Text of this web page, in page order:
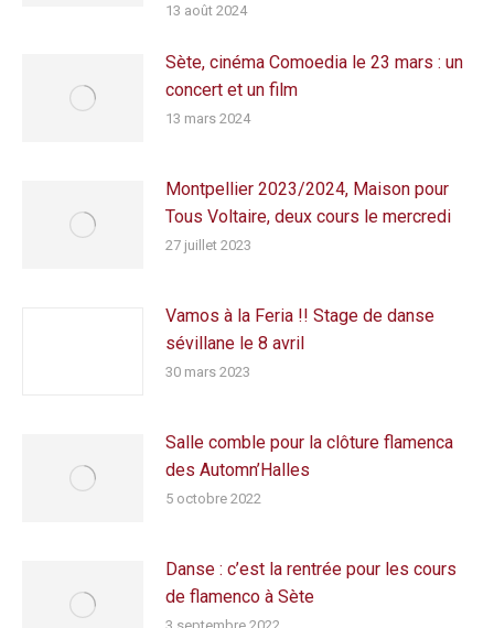
13 août 2024
Sète, cinéma Comoedia le 23 mars : un
concert et un film
13 mars 2024
Montpellier 2023/2024, Maison pour
Tous Voltaire, deux cours le mercredi
27 juillet 2023
Vamos à la Feria !! Stage de danse
sévillane le 8 avril
30 mars 2023
Salle comble pour la clôture flamenca
des Automn’Halles
5 octobre 2022
Danse : c’est la rentrée pour les cours
de flamenco à Sète